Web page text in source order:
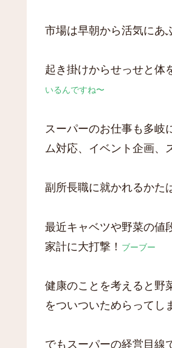
市場は早朝から活気にあ
起き掛けからせっせと体
いるんですね〜
スーパーのお仕事も多岐
ム対応、イベント企画
副所長職に就かれるかた
最近キャベツや野菜の値
家計に大打撃！ ブーブー
健康のことを考えると野
をついついためらってし
でもスーパーの経営目線